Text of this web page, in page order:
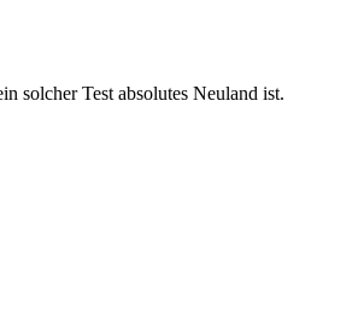
solcher Test absolutes Neuland ist.